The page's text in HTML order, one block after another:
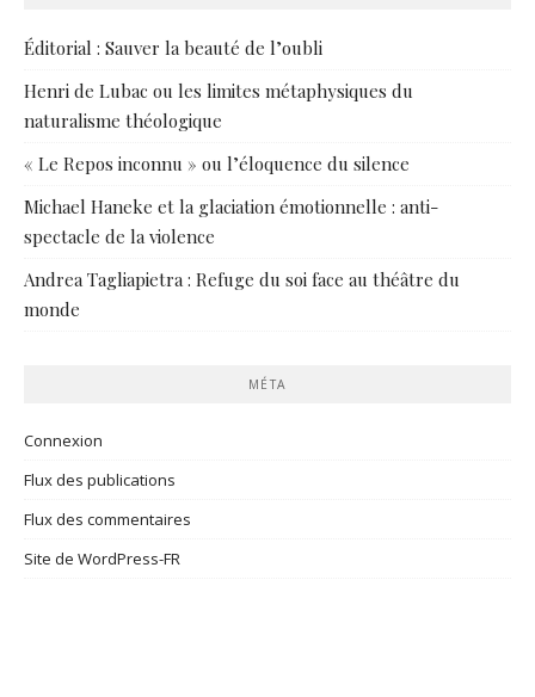
Éditorial : Sauver la beauté de l’oubli
Henri de Lubac ou les limites métaphysiques du
naturalisme théologique
« Le Repos inconnu » ou l’éloquence du silence
Michael Haneke et la glaciation émotionnelle : anti-
spectacle de la violence
Andrea Tagliapietra : Refuge du soi face au théâtre du
monde
MÉTA
Connexion
Flux des publications
Flux des commentaires
Site de WordPress-FR